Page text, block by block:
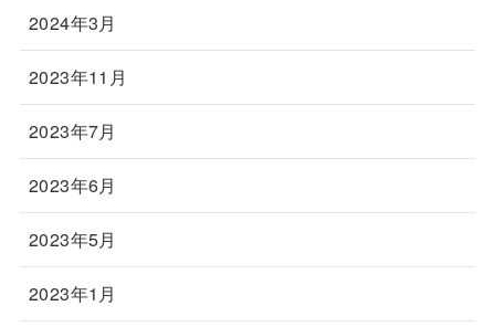
2024年3月
2023年11月
2023年7月
2023年6月
2023年5月
2023年1月